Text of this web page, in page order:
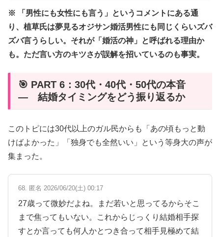
※ 「男性にも女性にも言う」というコメントにある通
り、植草氏は夢見るオジサン婚活男性にも同じくらいズバ
ズバ言うらしい。それが「婚活の神」と呼ばれる理由か
も。ただ言い方のキツさが誤解を招いているのも事実。
🎯 PART 6：30代・40代・50代の本音
— 結婚タイミングをどう振り返るか
このトピには30代以上のガル民からも「あの頃もっと動
けばよかった」「独身でも全然いい」という等身大の声が
集まった。
68. 匿名 2026/06/20(土) 00:17
27歳って微妙だよね。まだ若いと思ってるからそこ
まで焦ってもいない。これからじっくり結婚相手探
すとか言っても何人かとつき合って相手見極めて結